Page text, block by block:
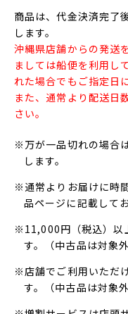
商品は、代金決済完了
します。
沖縄県店舗からの発送
ましては船便を利用し
れた場合でもご指定日
また、通常より配送日
さい。
※万が一品切れの場合
します。
※通常よりお届けに時
品ページに記載して
※11,000円（税込）以
す。（中古品は対象外
※店舗でご利用いただ
す。（中古品は対象外